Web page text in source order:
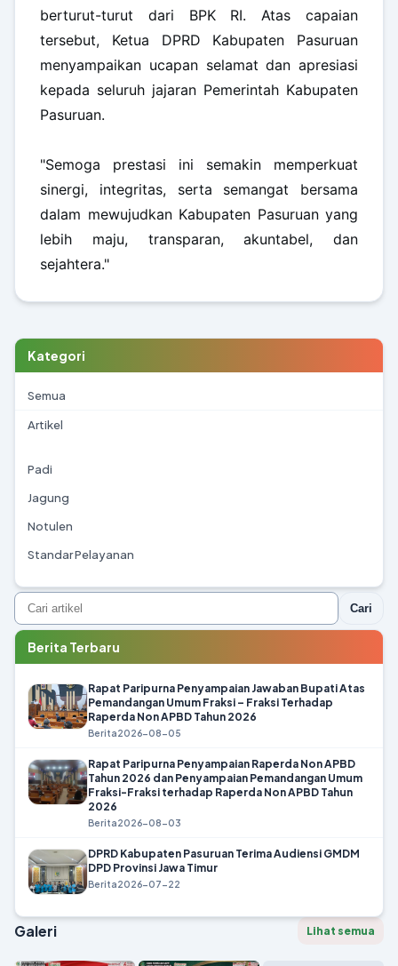
berturut-turut dari BPK RI. Atas capaian
tersebut, Ketua DPRD Kabupaten Pasuruan
menyampaikan ucapan selamat dan apresiasi
kepada seluruh jajaran Pemerintah Kabupaten
Pasuruan.
"Semoga prestasi ini semakin memperkuat
sinergi, integritas, serta semangat bersama
dalam mewujudkan Kabupaten Pasuruan yang
lebih maju, transparan, akuntabel, dan
sejahtera."
Kategori
Semua
Artikel
Padi
Jagung
Notulen
Standar Pelayanan
Cari
Berita Terbaru
Rapat Paripurna Penyampaian Jawaban Bupati Atas
Pemandangan Umum Fraksi – Fraksi Terhadap
Raperda Non APBD Tahun 2026
Berita2026-08-05
Rapat Paripurna Penyampaian Raperda Non APBD
Tahun 2026 dan Penyampaian Pemandangan Umum
Fraksi-Fraksi terhadap Raperda Non APBD Tahun
2026
Berita2026-08-03
DPRD Kabupaten Pasuruan Terima Audiensi GMDM
DPD Provinsi Jawa Timur
Berita2026-07-22
Galeri Lihat semua